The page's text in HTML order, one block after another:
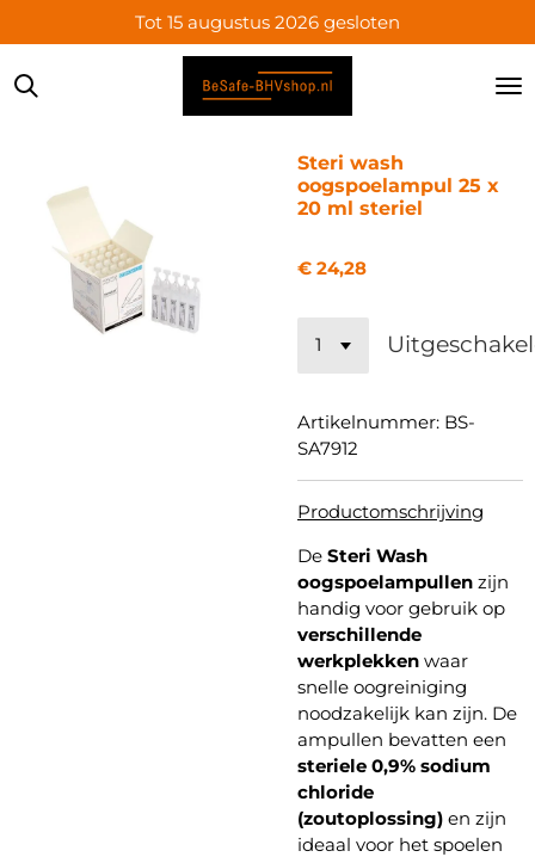
direct
naar
Tot 15 augustus 2026 gesloten
Steri wash
oogspoelampul 25 x
20 ml steriel
€ 24,28
Artikelnummer: BS-
SA7912
Productomschrijving
De Steri Wash
oogspoelampullen zijn
handig voor gebruik op
verschillende
werkplekken waar
snelle oogreiniging
noodzakelijk kan zijn. De
ampullen bevatten een
steriele 0,9% sodium
chloride
(zoutoplossing) en zijn
ideaal voor het spoelen